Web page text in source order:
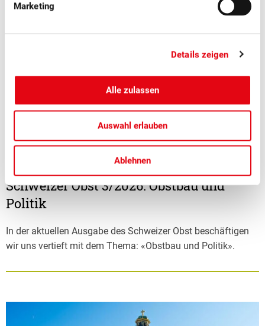
Marketing
Details zeigen
Alle zulassen
Auswahl erlauben
Ablehnen
Mitgliedermagazin, Politik, Publikationen
Schweizer Obst 3/2026: Obstbau und
Politik
In der aktuellen Ausgabe des Schweizer Obst beschäftigen
wir uns vertieft mit dem Thema: «Obstbau und Politik».